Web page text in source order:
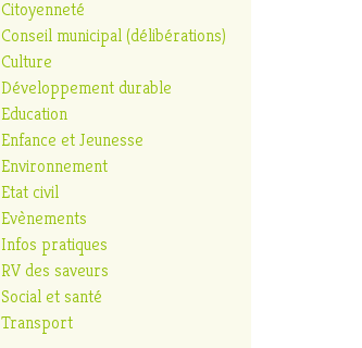
Citoyenneté
Conseil municipal (délibérations)
Culture
Développement durable
Education
Enfance et Jeunesse
Environnement
Etat civil
Evènements
Infos pratiques
RV des saveurs
Social et santé
Transport